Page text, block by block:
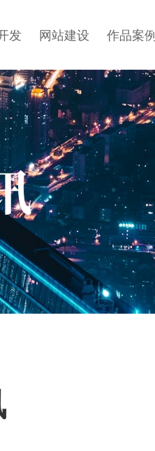
发 网站建设 作品案例